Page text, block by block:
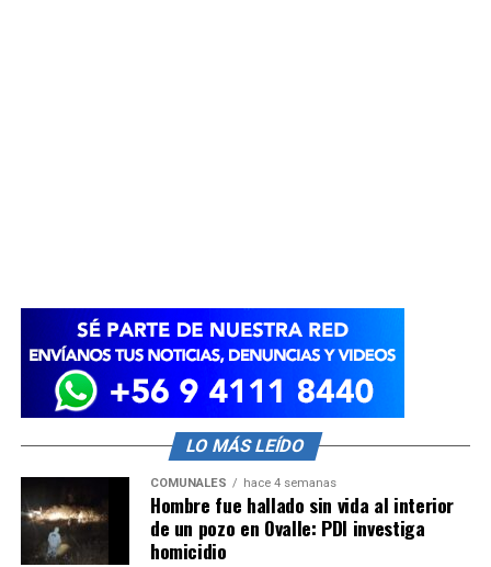
LO MÁS LEÍDO
COMUNALES hace 4 semanas
Hombre fue hallado sin vida al interior
de un pozo en Ovalle: PDI investiga
homicidio